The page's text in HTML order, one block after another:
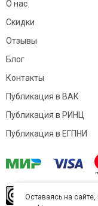
О нас
Скидки
Отзывы
Блог
Контакты
Публикация в ВАК
Публикация в РИНЦ
Публикация в ЕГПНИ
Оставаясь на